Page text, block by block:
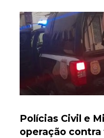
Polícias Civil e
operação